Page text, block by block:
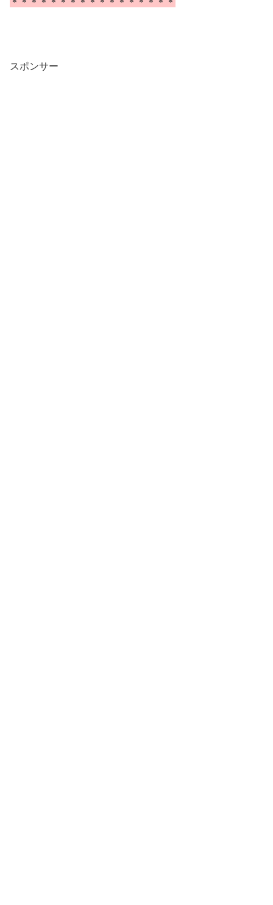
＊＊＊＊＊＊＊＊＊＊＊＊＊＊＊＊＊
スポンサー